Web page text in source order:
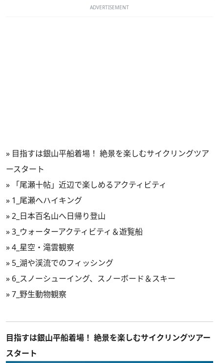
ADVERTISEMENT
» 目指すは銀山平船着場！ 絶景を楽しむサイクリングツア
ースタート
»
「尾瀬十帖」近辺で楽しめるアクティビティ
» 1_尾瀬へハイキング
»2_日本百名山へ日帰り登山
»3_ウォーターアクティビティ＆遊覧船
»4_星空・滝雲観察
» 5_湖や渓流でのフィッシング
» 6_スノーシューイング、スノーボード＆スキー
»7_野生動物観察
目指すは銀山平船着場！ 絶景を楽しむサイクリングツアー
スタート